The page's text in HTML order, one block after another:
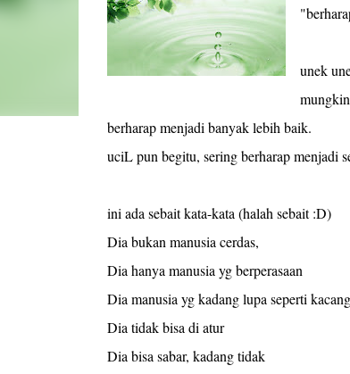
unek
berharap menjadi banyak lebih baik.
uciL pun begitu, sering berharap menjadi
ini ada sebait kata-kata (halah sebait :D)
Dia bukan manusia cerdas,
Dia hanya manusia yg berperasaan
Dia manusia yg kadang lupa seperti kacang
Dia tidak bisa di atur
Dia bisa sabar, kadang tidak